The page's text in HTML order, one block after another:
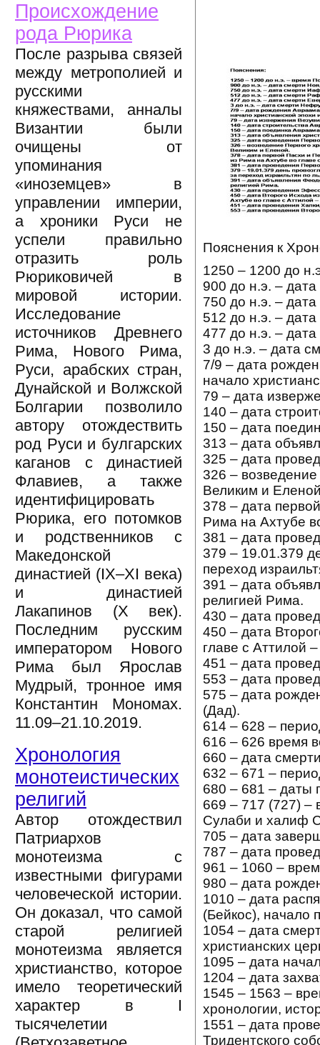
Происхождение
рода Рюрика
После разрыва связей
между метрополией и
русскими
княжествами, анналы
Византии были
очищены от
упоминания
«иноземцев» в
управлении империи,
а хроники Руси не
успели правильно
отразить роль
Рюриковичей в
мировой истории.
Исследование
источников Древнего
Рима, Нового Рима,
Руси, арабских стран,
Дунайской и Волжской
Болгарии позволило
автору отождествить
род Руси и булгарских
каганов с династией
Флавиев, а также
идентифицировать
Рюрика, его потомков
и родственников с
Македонской
династией (IX–XI века)
и династией
Лакапинов (X век).
Последним русским
императором Нового
Рима был Ярослав
Мудрый, тронное имя
Константин Мономах.
11.09–21.10.2019.
Хронология
монотеистических
религий
Автор отождествил
Патриархов
монотеизма с
известными фигурами
человеческой истории.
Он доказал, что самой
старой религией
монотеизма является
христианство, которое
имело теоретический
характер в I
тысячелетии
Пояснения к
1250 – 1200 до
900 до н.э. –
750 до н.э. –
512 до н.э. –
477 до н.э. –
3 до н.э. – дата
7/9 – дата
начало
79 – дата
140 – дата
150 – дата
313 – дата
325 – дата
326 –
Великим и
378 – дата
Рима на Ахтубе
381 – дата
379 – 19.01.379
переход
391 – дата
религией Рима.
430 – дата
450 – дата
главе с Аттилой
451 – дата
553 – дата
575 – дата
(Дад).
614 – 628 –
616 – 626 время
660 – дата
632 – 671 –
680 – 681 – даты
669 – 717 (727) –
Сулаби и халиф
705 – дата
787 – дата
961 – 1060 –
980 – дата
1010 – дата
(Бейкос), начало
1054 – дата
христианских
1095 – дата
1204 – дата
1545 – 1563 –
хронологии,
1551 – дата
Тридентского